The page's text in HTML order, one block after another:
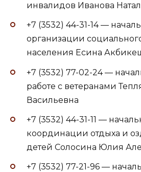
инвалидов Иванова
+7 (3532) 44-31-14 —
организации
населения Есина
+7 (3532) 77-02-24 —
работе с ветеранами
Васильевна
+7 (3532) 44-31-11 —
координации отдыха и
детей Солосина Юлия
+7 (3532) 77-21-96 —